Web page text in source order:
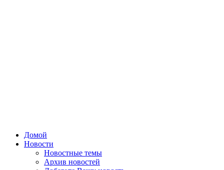
Домой
Новости
Новостные темы
Архив новостей